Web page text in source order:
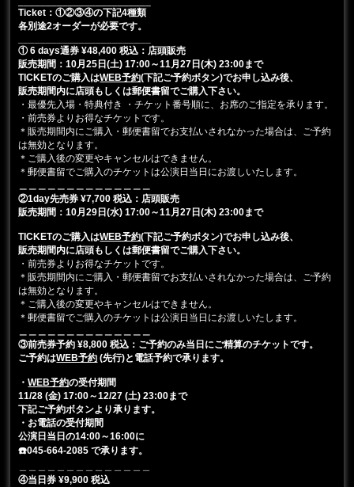
Ticket：①②③④の下記4種類
各別途2オーダーが必要です。
① 6 days通券 ¥48,400 税込：店頭販売
販売期間：10月25日(土) 17:00～11月27日(木) 23:00まで
TICKETのご購入はWEB予約(下記ご予約ボタン)でお申し込み後、
販売期間内に店頭もしくは郵便書留でご購入下さい。
・最優先入場・特典付き ・チケット番号順に、お席のご指定を承ります。
・前売券よりお得なチケットです。
＊販売期間内にご購入・郵便書留でお支払いされなかった場合は、ご予約
は無効となります。
＊ご購入後の変更やキャンセルはできません。
＊郵便書留でご購入のチケットは公演日当日にお渡しいたします。
②1day先売券 ¥7,700 税込 ：店頭販売
販売期間：10月29日(水) 17:00～11月27日(木) 23:00まで
TICKETのご購入はWEB予約(下記ご予約ボタン)でお申し込み後、
販売期間内に店頭もしくは郵便書留でご購入下さい。
・前売券よりお得なチケットです。
＊販売期間内にご購入・郵便書留でお支払いされなかった場合は、ご予約
は無効となります。
＊ご購入後の変更やキャンセルはできません。
＊郵便書留でご購入のチケットは公演日当日にお渡しいたします。
③前売券予約 ¥8,800 税込：ご予約のみ当日にご精算のチケットです。
ご予約はWEB予約 (先行)と電話予約で承ります。
・WEB予約の受付期間
11/28 (金) 17:00～12/27 (土) 23:00まで
下記ご予約ボタンより承ります。
・お電話の受付期間
公演日当日の14:00～16:00に
☎️045-664-2085 で承ります。
④当日券 ¥9,900 税込